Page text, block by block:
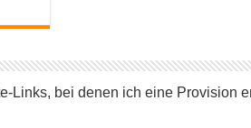
Links, bei denen ich eine Provision